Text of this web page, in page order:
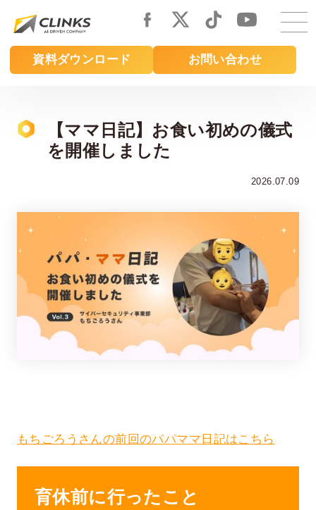
main
content
資料ダウンロード お問い合わせ
66 % 1,290
【ママ日記】お食い初めの儀式
を開催しました
2026.07.09
もちごろうさんの前回のパパママ日記はこちら
育休前に行ったこと